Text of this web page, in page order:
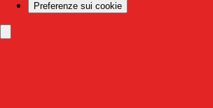
Preferenze sui cookie